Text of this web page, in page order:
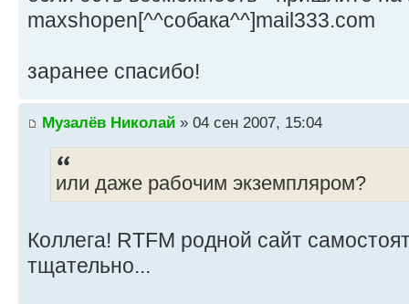
¦ Loads only in
¦ Multiple copies
¦ Loads only in
No -
¦ Will unload
No -
Yes
---------------------
maxshopen[^^собака^^]mail333.com
заранее спасибо!
Музалёв Николай » 04 сен 2007, 15:04
или даже рабочим экземпляром?
Коллега! RTFM родной сайт
тщательно...